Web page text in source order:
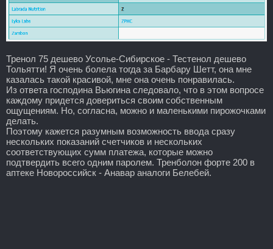
Тренол 75 дешево Усолье-Сибирское - Тестенол дешево
Тольятти! Я очень болела тогда за Барбару Шетт, она мне
казалась такой красивой, мне она очень понравилась.
Из ответа господина Вьюгина следовало, что в этом вопросе
каждому придется довериться своим собственным
ощущениям. Но, согласна, можно и маленькими пирожочками
делать.
Поэтому кажется разумным возможность ввода сразу
нескольких показаний счетчиков и нескольких
соответствующих сумм платежа, которые можно
подтвердить всего одним паролем. Тренболон форте 200 в
аптеке Новороссийск - Анавар аналоги Белебей.